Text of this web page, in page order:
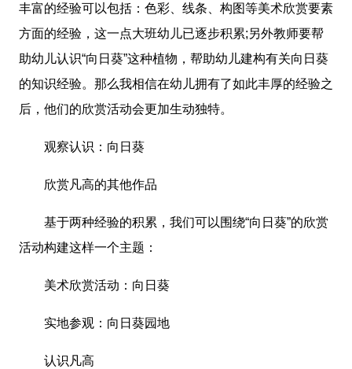
丰富的经验可以包括：色彩、线条、构图等美术欣赏要素
方面的经验，这一点大班幼儿已逐步积累;另外教师要帮
助幼儿认识“向日葵”这种植物，帮助幼儿建构有关向日葵
的知识经验。那么我相信在幼儿拥有了如此丰厚的经验之
后，他们的欣赏活动会更加生动独特。
观察认识：向日葵
欣赏凡高的其他作品
基于两种经验的积累，我们可以围绕“向日葵”的欣赏
活动构建这样一个主题：
美术欣赏活动：向日葵
实地参观：向日葵园地
认识凡高